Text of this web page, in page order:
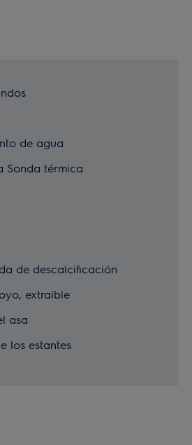
de agua
Sonda térmica
de descalcificación
extraíble
asa
los estantes